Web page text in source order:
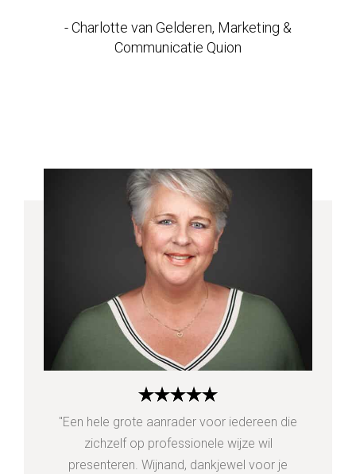
- Charlotte van Gelderen, Marketing &
Communicatie Quion
"Een hele grote aanrader voor iedereen die
zichzelf op professionele wijze wil
presenteren. Wijnand, dankjewel voor je